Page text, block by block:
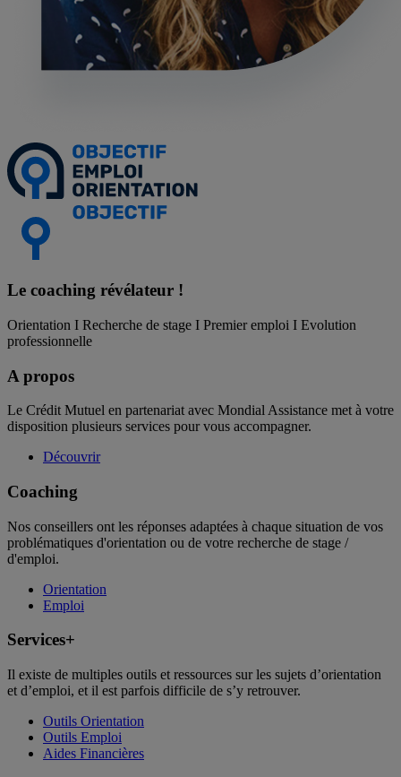
Le coaching révélateur !
Orientation I Recherche de stage I Premier emploi I Evolution
professionnelle
A propos
Le Crédit Mutuel en partenariat avec Mondial Assistance met à votre
disposition plusieurs services pour vous accompagner.
Découvrir
Coaching
Nos conseillers ont les réponses adaptées à chaque situation de vos
problématiques d'orientation ou de votre recherche de stage /
d'emploi.
Orientation
Emploi
Services+
Il existe de multiples outils et ressources sur les sujets d’orientation
et d’emploi, et il est parfois difficile de s’y retrouver.
Outils Orientation
Outils Emploi
Aides Financières